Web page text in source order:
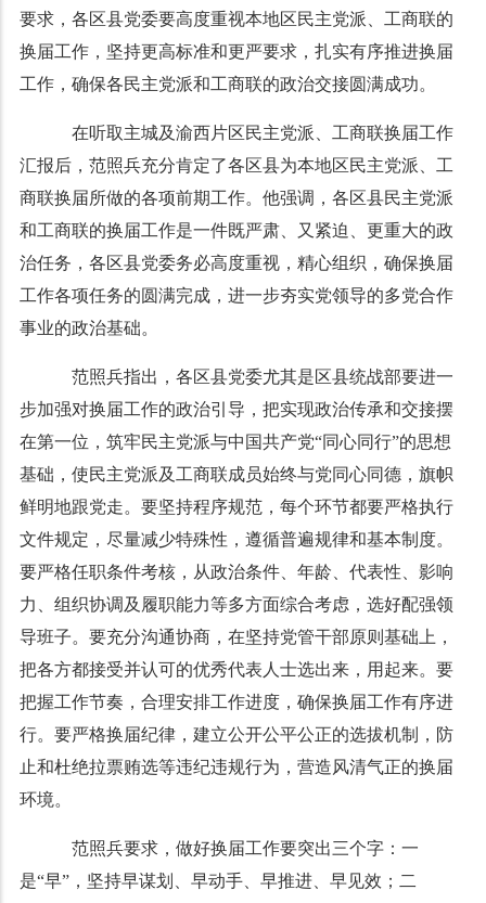
要求，各区县党委要高度重视本地区民主党派、工商联的
换届工作，坚持更高标准和更严要求，扎实有序推进换届
工作，确保各民主党派和工商联的政治交接圆满成功。
在听取主城及渝西片区民主党派、工商联换届工作
汇报后，范照兵充分肯定了各区县为本地区民主党派、工
商联换届所做的各项前期工作。他强调，各区县民主党派
和工商联的换届工作是一件既严肃、又紧迫、更重大的政
治任务，各区县党委务必高度重视，精心组织，确保换届
工作各项任务的圆满完成，进一步夯实党领导的多党合作
事业的政治基础。
范照兵指出，各区县党委尤其是区县统战部要进一
步加强对换届工作的政治引导，把实现政治传承和交接摆
在第一位，筑牢民主党派与中国共产党“同心同行”的思想
基础，使民主党派及工商联成员始终与党同心同德，旗帜
鲜明地跟党走。要坚持程序规范，每个环节都要严格执行
文件规定，尽量减少特殊性，遵循普遍规律和基本制度。
要严格任职条件考核，从政治条件、年龄、代表性、影响
力、组织协调及履职能力等多方面综合考虑，选好配强领
导班子。要充分沟通协商，在坚持党管干部原则基础上，
把各方都接受并认可的优秀代表人士选出来，用起来。要
把握工作节奏，合理安排工作进度，确保换届工作有序进
行。要严格换届纪律，建立公开公平公正的选拔机制，防
止和杜绝拉票贿选等违纪违规行为，营造风清气正的换届
环境。
范照兵要求，做好换届工作要突出三个字：一
是“早”，坚持早谋划、早动手、早推进、早见效；二